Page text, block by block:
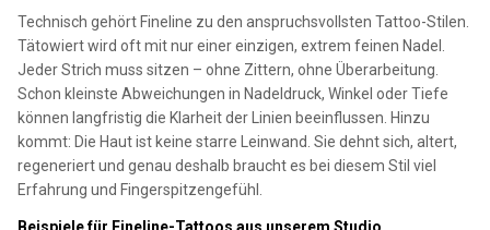
Technisch gehört Fineline zu den anspruchsvollsten Tattoo-Stilen.
Tätowiert wird oft mit nur einer einzigen, extrem feinen Nadel.
Jeder Strich muss sitzen – ohne Zittern, ohne Überarbeitung.
Schon kleinste Abweichungen in Nadeldruck, Winkel oder Tiefe
können langfristig die Klarheit der Linien beeinflussen. Hinzu
kommt: Die Haut ist keine starre Leinwand. Sie dehnt sich, altert,
regeneriert und genau deshalb braucht es bei diesem Stil viel
Erfahrung und Fingerspitzengefühl.